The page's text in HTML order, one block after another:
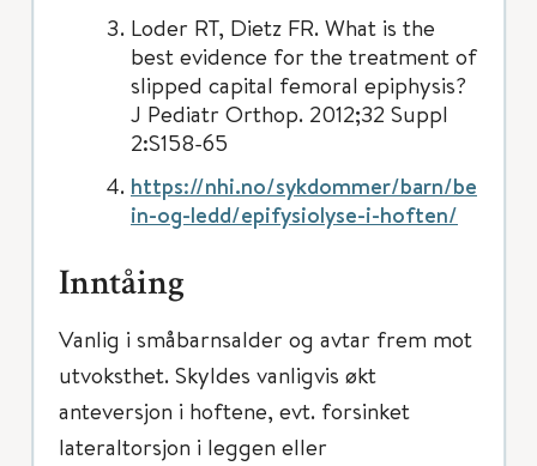
Loder RT, Dietz FR. What is the
best evidence for the treatment of
slipped capital femoral epiphysis?
J Pediatr Orthop. 2012;32 Suppl
2:S158-65
https://nhi.no/sykdommer/barn/be
in-og-ledd/epifysiolyse-i-hoften/
Inntåing
Vanlig i småbarnsalder og avtar frem mot
utvoksthet. Skyldes vanligvis økt
anteversjon i hoftene, evt. forsinket
lateraltorsjon i leggen eller